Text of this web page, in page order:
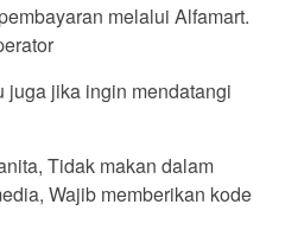
melalui Alfamart.
juga jika ingin mendatangi
Tidak makan dalam
Wajib memberikan kode